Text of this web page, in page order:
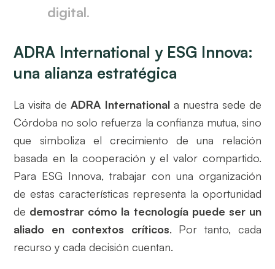
digital.
ADRA International y ESG Innova:
una alianza estratégica
La visita deADRA Internationala nuestra sede de
Córdoba no solo refuerza la confianza mutua, sino
que simboliza el crecimiento de una relación
basada en la cooperación y el valor compartido.
Para ESG Innova, trabajar con una organización
de estas características representa la oportunidad
de demostrar cómo la tecnología puede ser un
aliado en contextos críticos. Por tanto, cada
recurso y cada decisión cuentan.